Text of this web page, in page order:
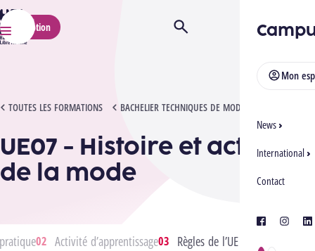
HELMo
Menu
Mon
News
International
Contact
facebook
Inscription Ouvrir/Fermer la recherche
TOUTES LES FORMATIONS BACHELIER TECHNIQUES DE MODE
UE07 - HISTOIRE ET ACTUALITÉ DE LA MODE
UE07 - Histoire et actualité
de la mode
Activité d’apprentissage Règles de l’UE